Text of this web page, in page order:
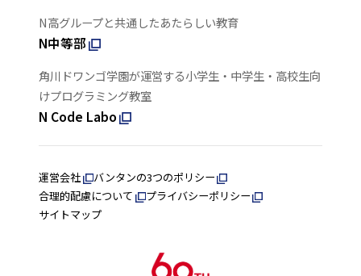
N高グループと共通したあたらしい教育
N中等部
角川ドワンゴ学園が運営する小学生・中学生・高校生向
けプログラミング教室
N Code Labo
運営会社
バンタンの3つのポリシー
合理的配慮について
プライバシーポリシー
サイトマップ